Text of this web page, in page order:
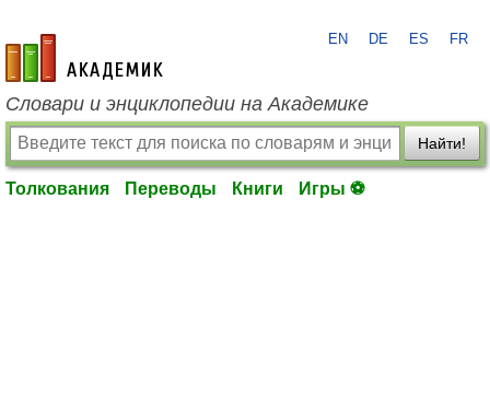
academic.ru
EN DE ES FR
Словари и энциклопедии на Академике
Найти!
Толкования Переводы Книги Игры ⚽